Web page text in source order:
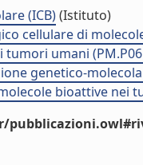
(ICB)(Istituto)
cellulare di
umani
genetico-
bioattive nei